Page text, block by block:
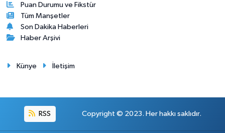
Puan Durumu ve Fikstür
Tüm Manşetler
Son Dakika Haberleri
Haber Arşivi
Künye İletişim
RSS Copyright © 2023. Her hakkı saklıdır.